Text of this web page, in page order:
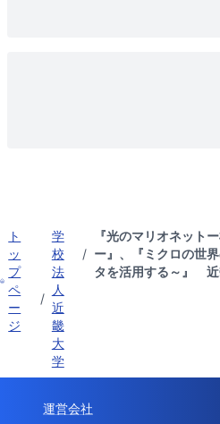
ト
ッ
プ
ペ
ー
ジ
/
学
校
法
人
近
畿
大
学
/
『光のマリオネット
ー』、『ミクロの世
タを活用する～』
運営会社